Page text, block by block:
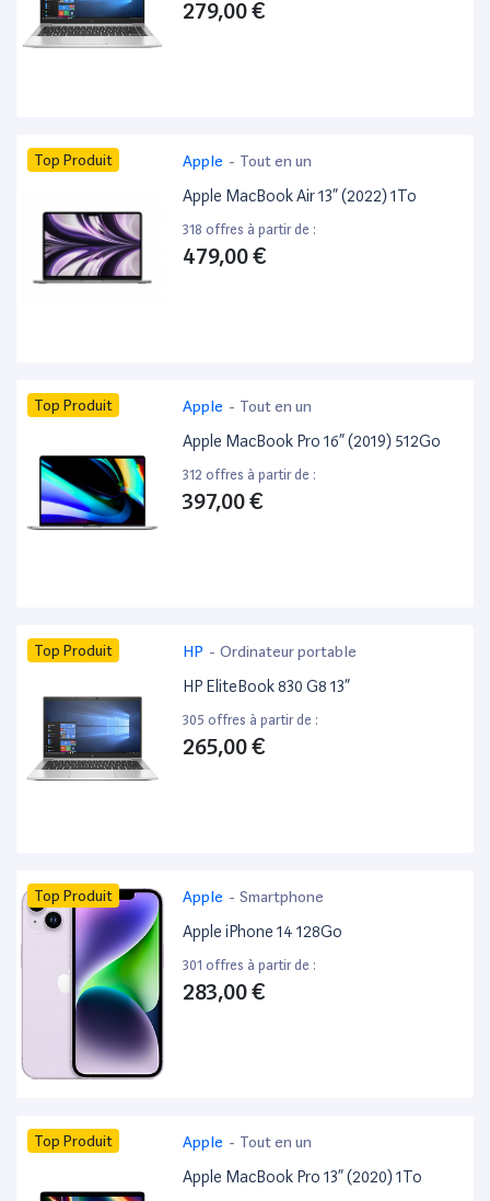
279,00 €
Top Produit Apple - Tout en un
Apple MacBook Air 13” (2022) 1To
318 offres à partir de :
479,00 €
Top Produit Apple - Tout en un
Apple MacBook Pro 16” (2019) 512Go
312 offres à partir de :
397,00 €
Top Produit HP - Ordinateur portable
HP EliteBook 830 G8 13”
305 offres à partir de :
265,00 €
Top Produit Apple - Smartphone
Apple iPhone 14 128Go
301 offres à partir de :
283,00 €
Top Produit Apple - Tout en un
Apple MacBook Pro 13” (2020) 1To